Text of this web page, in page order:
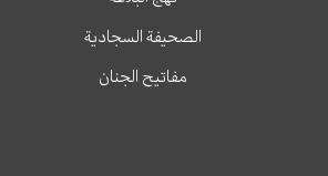
الصحيفة السجادية
مفاتيح الجنان